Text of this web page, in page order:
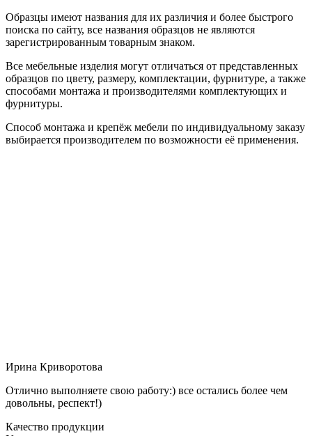
Образцы имеют названия для их различия и более быстрого
поиска по сайту, все названия образцов не являются
зарегистрированным товарным знаком.
Все мебельные изделия могут отличаться от представленных
образцов по цвету, размеру, комплектации, фурнитуре, а также
способами монтажа и производителями комплектующих и
фурнитуры.
Способ монтажа и крепёж мебели по индивидуальному заказу
выбирается производителем по возможности её применения.
Ирина Криворотова
Отлично выполняете свою работу:) все остались более чем
довольны, респект!)
Качество продукции